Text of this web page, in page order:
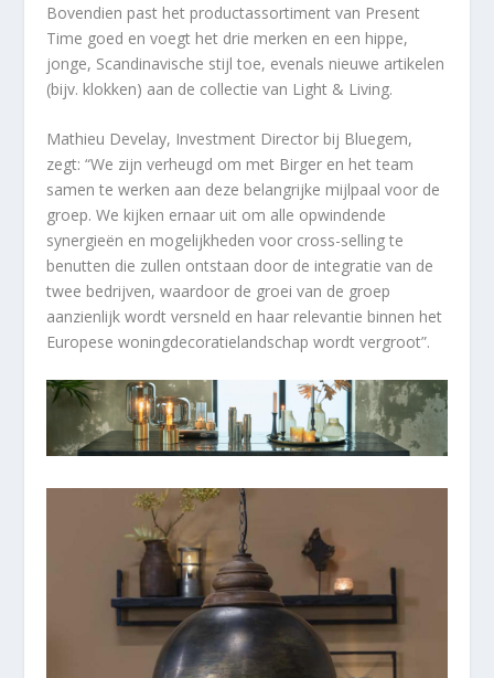
Bovendien past het productassortiment van Present
Time goed en voegt het drie merken en een hippe,
jonge, Scandinavische stijl toe, evenals nieuwe artikelen
(bijv. klokken) aan de collectie van Light & Living.
Mathieu Develay, Investment Director bij Bluegem,
zegt: “We zijn verheugd om met Birger en het team
samen te werken aan deze belangrijke mijlpaal voor de
groep. We kijken ernaar uit om alle opwindende
synergieën en mogelijkheden voor cross-selling te
benutten die zullen ontstaan door de integratie van de
twee bedrijven, waardoor de groei van de groep
aanzienlijk wordt versneld en haar relevantie binnen het
Europese woningdecoratielandschap wordt vergroot”.